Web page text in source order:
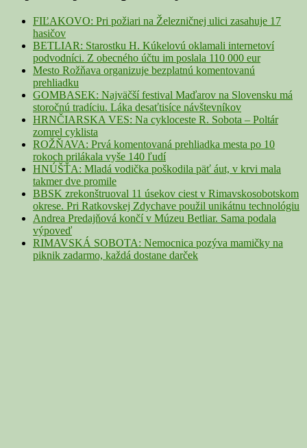
AreaFIĽAKOVO: Pri požiari na Železničnej ulici zasahuje 17
hasičov
BETLIAR: Starostku H. Kúkelovú oklamali internetoví
podvodníci. Z obecného účtu im poslala 110 000 eur
Mesto Rožňava organizuje bezplatnú komentovanú
prehliadku
GOMBASEK: Najväčší festival Maďarov na Slovensku má
storočnú tradíciu. Láka desaťtisíce návštevníkov
HRNČIARSKA VES: Na cykloceste R. Sobota – Poltár
zomrel cyklista
ROŽŇAVA: Prvá komentovaná prehliadka mesta po 10
rokoch prilákala vyše 140 ľudí
HNÚŠŤA: Mladá vodička poškodila päť áut, v krvi mala
takmer dve promile
BBSK zrekonštruoval 11 úsekov ciest v Rimavskosobotskom
okrese. Pri Ratkovskej Zdychave použil unikátnu technológiu
Andrea Predajňová končí v Múzeu Betliar. Sama podala
výpoveď
RIMAVSKÁ SOBOTA: Nemocnica pozýva mamičky na
piknik zadarmo, každá dostane darček